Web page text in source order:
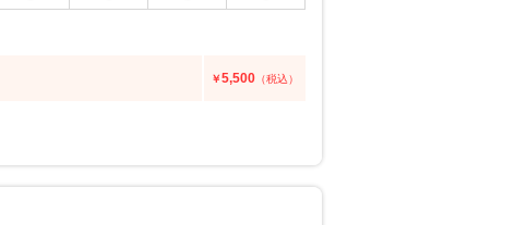
￥5,500 （税込）